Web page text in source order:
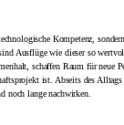
Kompetenz,
Ausflüge wie dieser so
schaffen Raum für neue
ist. Abseits des Alltags
noch lange nachwirken.